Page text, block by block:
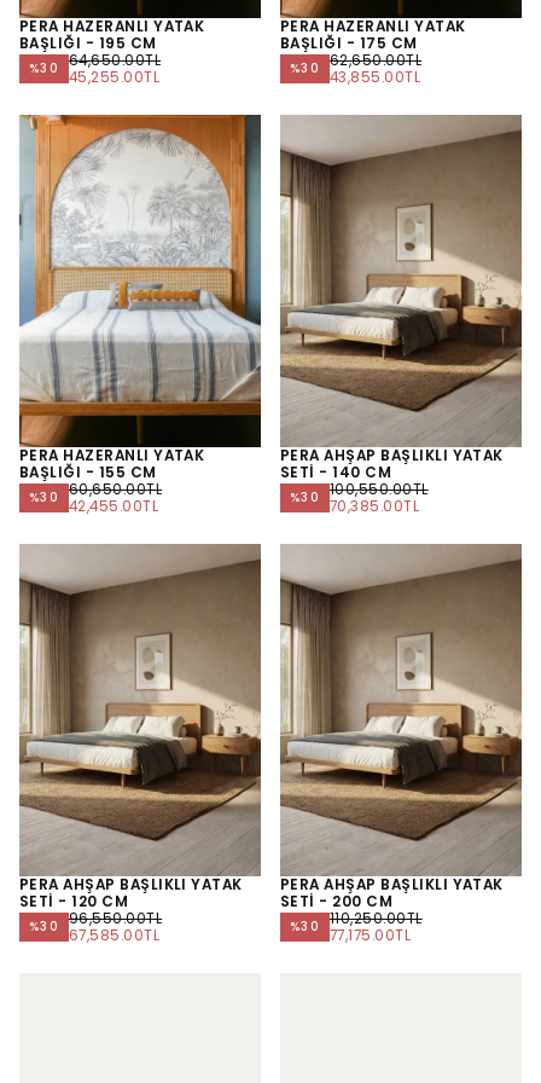
PERA HAZERANLI YATAK
BAŞLIĞI - 195 CM
%30
NORMAL
FIYAT
64,650.00TL
MINIMUM
45,255.00TL
PERA HAZERANLI YATAK
BAŞLIĞI - 175 CM
%30
NORMAL
FIYAT
62,650.00TL
MINIMUM
43,855.00TL
PERA HAZERANLI YATAK
BAŞLIĞI - 155 CM
%30
NORMAL
FIYAT
60,650.00TL
MINIMUM
42,455.00TL
PERA AHŞAP BAŞLIKLI YATAK
SETİ - 140 CM
%30
NORMAL
FIYAT
100,550.00TL
MINIMUM
70,385.00TL
PERA AHŞAP BAŞLIKLI YATAK
SETİ - 120 CM
%30
NORMAL
FIYAT
96,550.00TL
MINIMUM
67,585.00TL
PERA AHŞAP BAŞLIKLI YATAK
SETİ - 200 CM
%30
NORMAL
FIYAT
110,250.00TL
MINIMUM
77,175.00TL